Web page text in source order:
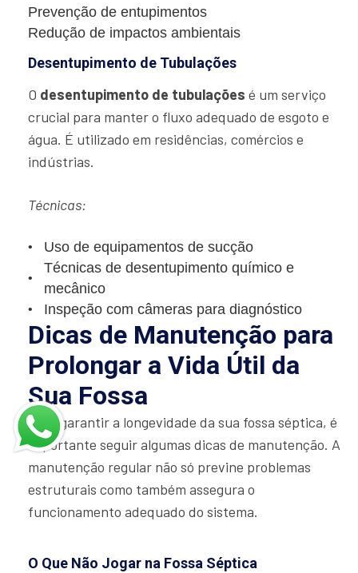
Prevenção de entupimentos
Redução de impactos ambientais
Desentupimento de Tubulações
O desentupimento de tubulações é um serviço
crucial para manter o fluxo adequado de esgoto e
água. É utilizado em residências, comércios e
indústrias.
Técnicas:
Uso de equipamentos de sucção
Técnicas de desentupimento químico e
mecânico
Inspeção com câmeras para diagnóstico
Dicas de Manutenção para
Prolongar a Vida Útil da
Sua Fossa
Para garantir a longevidade da sua fossa séptica, é
importante seguir algumas dicas de manutenção. A
manutenção regular não só previne problemas
estruturais como também assegura o
funcionamento adequado do sistema.
O Que Não Jogar na Fossa Séptica